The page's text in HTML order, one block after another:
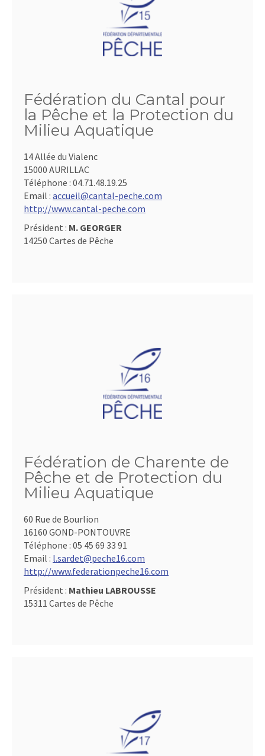
Fédération du Cantal pour
la Pêche et la Protection du
Milieu Aquatique
14 Allée du Vialenc
15000 AURILLAC
Téléphone : 04.71.48.19.25
Email : accueil@cantal-peche.com
http://www.cantal-peche.com
Président : M. GEORGER
14250 Cartes de Pêche
Fédération de Charente de
Pêche et de Protection du
Milieu Aquatique
60 Rue de Bourlion
16160 GOND-PONTOUVRE
Téléphone : 05 45 69 33 91
Email : l.sardet@peche16.com
http://www.federationpeche16.com
Président : Mathieu LABROUSSE
15311 Cartes de Pêche